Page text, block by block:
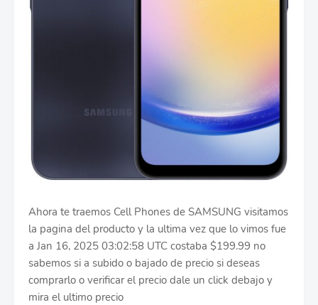
Ahora te traemos Cell Phones de SAMSUNG visitamos
la pagina del producto y la ultima vez que lo vimos fue
a Jan 16, 2025 03:02:58 UTC costaba $199.99 no
sabemos si a subido o bajado de precio si deseas
comprarlo o verificar el precio dale un click debajo y
mira el ultimo precio